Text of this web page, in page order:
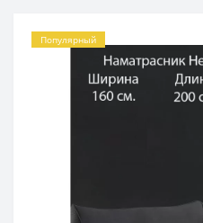
Популярный